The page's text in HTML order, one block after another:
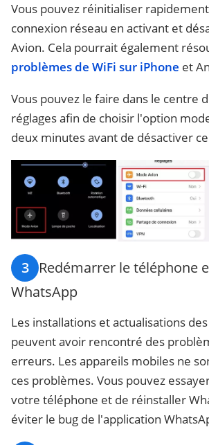
Vous pouvez réinitialiser
connexion réseau en activant et
Avion. Cela pourrait également
problèmes de WiFi sur iPhone et
Vous pouvez le faire dans le centre
réglages afin de choisir l'option
deux minutes avant de désactiver
3
Redémarrer le téléphone
WhatsApp
Les installations et actualisations
peuvent avoir rencontré des
erreurs. Les appareils mobiles ne
ces problèmes. Vous pouvez
votre téléphone et de réinstaller
éviter le bug de l'application